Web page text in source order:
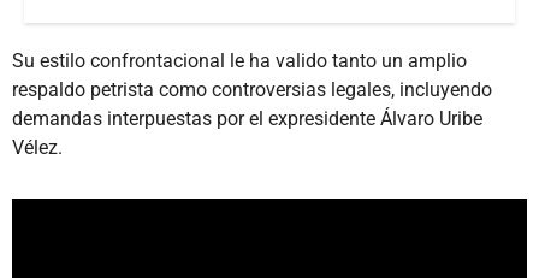
Su estilo confrontacional le ha valido tanto un amplio
respaldo petrista como controversias legales, incluyendo
demandas interpuestas por el expresidente Álvaro Uribe
Vélez.